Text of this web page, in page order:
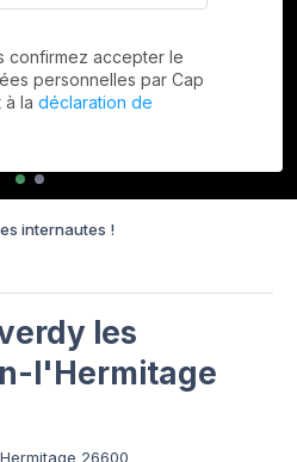
internautes !
les
l'Hermitage
26600
confirmez accepter le
personnelles par Cap
à la déclaration de